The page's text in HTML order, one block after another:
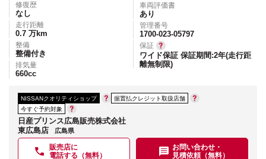
修復歴
なし
走行距離
0.7 万km
整備
整備付き
排気量
660cc
車両評価書
あり
管理番号
1700-023-05797
保証
ワイド保証 保証期間:2年(走行距
離無制限)
NISSANクオリティショップ
据置払クレジット取扱店舗
今すぐ予約対象
日産プリンス広島販売株式会社
東広島店
広島県
販売店に
電話する（無料）
お問い合わせ・
見積依頼（無料）